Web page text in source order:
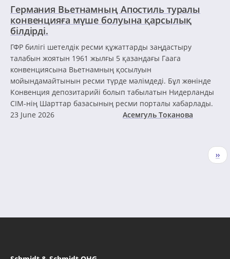
Германия Вьетнамның Апостиль туралы
конвенцияға мүше болуына қарсылық
білдірді.
ГФР билігі шетелдік ресми құжаттарды заңдастыру
талабын жоятын 1961 жылғы 5 қазандағы Гаага
конвенциясына Вьетнамның қосылуын
мойындамайтынын ресми түрде мәлімдеді. Бұл жөнінде
Конвенция депозитарийі болып табылатын Нидерланды
СІМ-нің Шарттар базасының ресми порталы хабарлады.
23 June 2026
Асемгуль Токанова
››